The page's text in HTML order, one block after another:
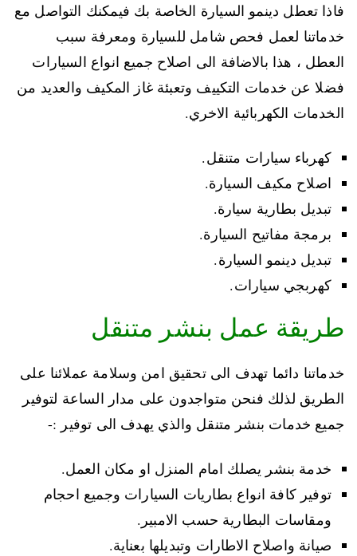
فاذا تعطل دينمو السيارة الخاصة بك فيمكنك التواصل مع
خدماتنا لعمل فحص شامل للسيارة ومعرفة سبب
العطل ، هذا بالاضافة الى اصلاح جميع انواع السيارات
فضلا عن خدمات التكييف وتعبئة غاز المكيف والعديد من
الخدمات الكهربائية الاخري.
كهرباء سيارات متنقل.
اصلاح مكيف السيارة.
تبديل بطارية سيارة.
برمجة مفاتيح السيارة.
تبديل دينمو السيارة.
كهربجي سيارات.
طريقة عمل بنشر متنقل
خدماتنا دائما تهدف الى تحقيق امن وسلامة عملائنا على
الطريق لذلك فنحن متواجدون على مدار الساعة لتوفير
جميع خدمات بنشر متنقل والذي يهدف الى توفير :-
خدمة بنشر يصلك امام المنزل او مكان العمل.
توفير كافة انواع بطاريات السيارات وجميع احجام
ومقاسات البطارية حسب الامبير.
صيانة واصلاح الاطارات وتبديلها بعناية.